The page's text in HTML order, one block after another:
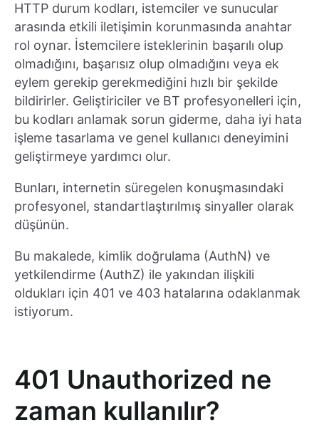
HTTP durum kodları, istemciler ve sunucular
arasında etkili iletişimin korunmasında anahtar
rol oynar. İstemcilere isteklerinin başarılı olup
olmadığını, başarısız olup olmadığını veya ek
eylem gerekip gerekmediğini hızlı bir şekilde
bildirirler. Geliştiriciler ve BT profesyonelleri için,
bu kodları anlamak sorun giderme, daha iyi hata
işleme tasarlama ve genel kullanıcı deneyimini
geliştirmeye yardımcı olur.
Bunları, internetin süregelen konuşmasındaki
profesyonel, standartlaştırılmış sinyaller olarak
düşünün.
Bu makalede, kimlik doğrulama (AuthN) ve
yetkilendirme (AuthZ) ile yakından ilişkili
oldukları için 401 ve 403 hatalarına odaklanmak
istiyorum.
401 Unauthorized ne
zaman kullanılır?